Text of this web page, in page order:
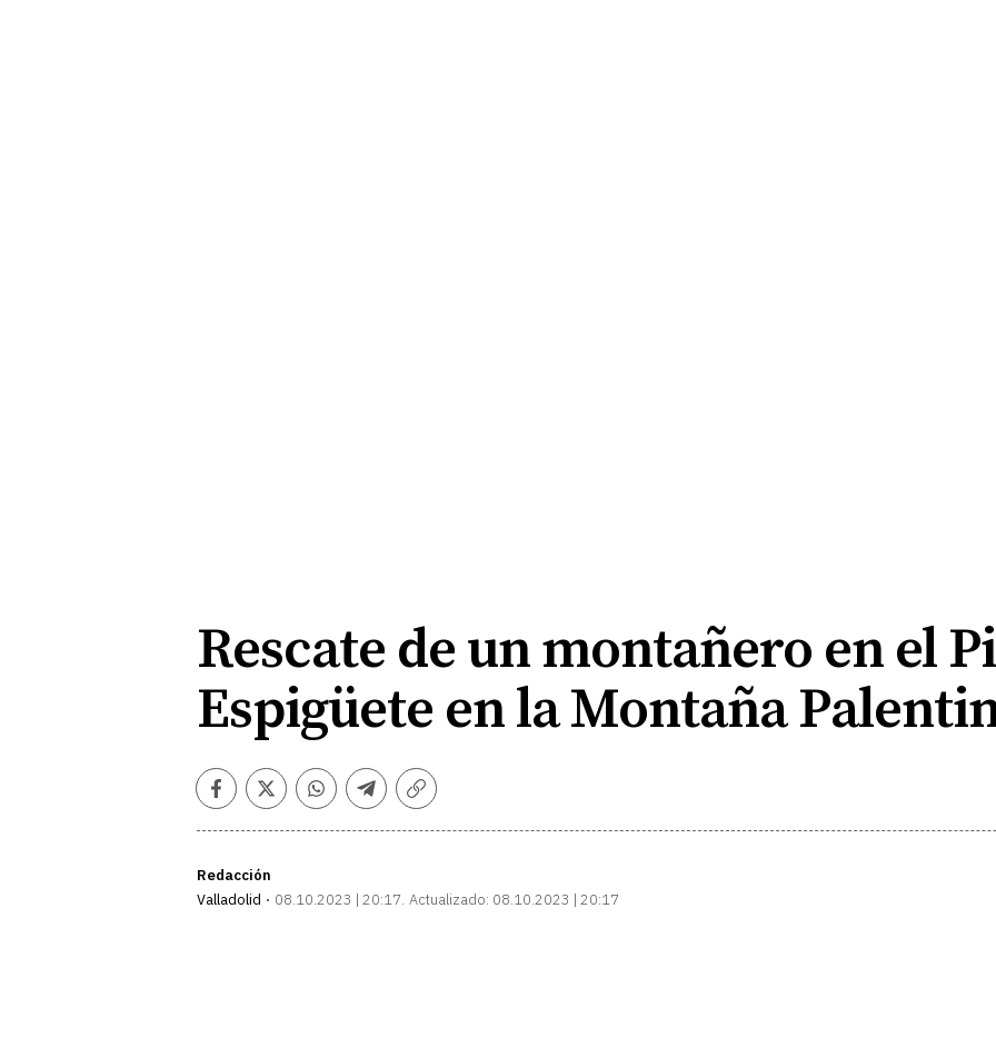
Rescate de un montañero en el
Espigüete en la Montaña
Facebook
TwitterWhatsapp
Telegram
Copiar
Redacción
Valladolid
08.10.2023 | 20:17 Actualizado: 08.10.2023 | 20:17